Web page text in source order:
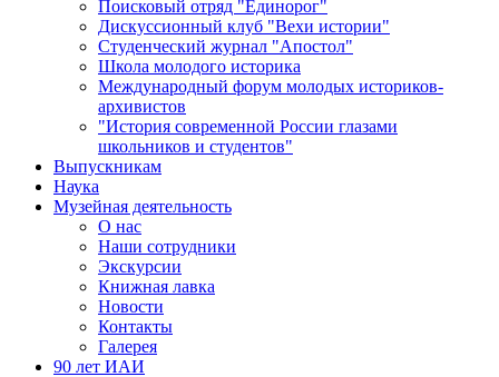
Поисковый отряд "Единорог"
Дискуссионный клуб "Вехи истории"
Студенческий журнал "Апостол"
Школа молодого историка
Международный форум молодых историков-
архивистов
"История современной России глазами
школьников и студентов"
Выпускникам
Наука
Музейная деятельность
О нас
Наши сотрудники
Экскурсии
Книжная лавка
Новости
Контакты
Галерея
90 лет ИАИ